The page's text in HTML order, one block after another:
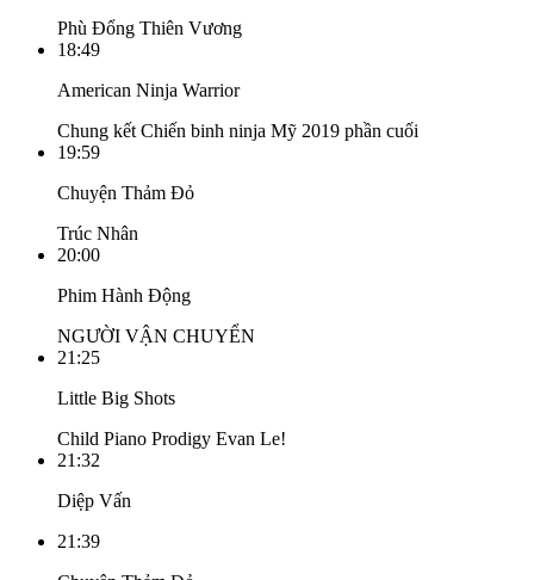
Phù Đổng Thiên Vương
18:49
American Ninja Warrior
Chung kết Chiến binh ninja Mỹ 2019 phần cuối
19:59
Chuyện Thảm Đỏ
Trúc Nhân
20:00
Phim Hành Động
NGƯỜI VẬN CHUYỂN
21:25
Little Big Shots
Child Piano Prodigy Evan Le!
21:32
Diệp Vấn
21:39